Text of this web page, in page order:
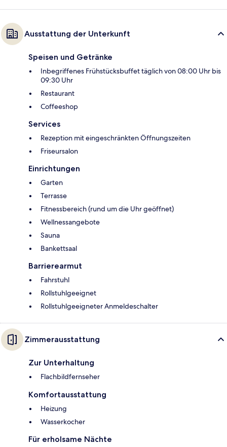
Ausstattung der Unterkunft
Speisen und Getränke
Inbegriffenes Frühstücksbuffet täglich von 08:00 Uhr bis
09:30 Uhr
Restaurant
Coffeeshop
Services
Rezeption mit eingeschränkten Öffnungszeiten
Friseursalon
Einrichtungen
Garten
Terrasse
Fitnessbereich (rund um die Uhr geöffnet)
Wellnessangebote
Sauna
Bankettsaal
Barrierearmut
Fahrstuhl
Rollstuhlgeeignet
Rollstuhlgeeigneter Anmeldeschalter
Zimmerausstattung
Zur Unterhaltung
Flachbildfernseher
Komfortausstattung
Heizung
Wasserkocher
Für erholsame Nächte